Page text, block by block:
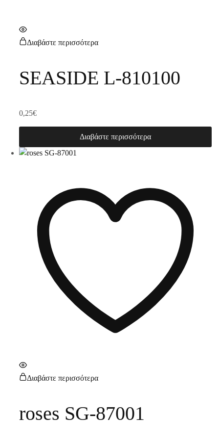
Διαβάστε περισσότερα
SEASIDE L-810100
0,25€
Διαβάστε περισσότερα
Διαβάστε περισσότερα
roses SG-87001